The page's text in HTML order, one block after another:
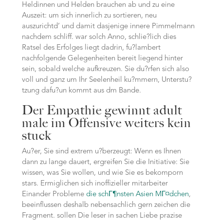
Heldinnen und Helden brauchen ab und zu eine
Auszeit: um sich innerlich zu sortieren, neu
auszurichtd’ und damit dasjenige innere Pimmelmann
nachdem schliff. war solch Anno, schlie?lich dies
Ratsel des Erfolges liegt dadrin, fu?lambert
nachfolgende Gelegenheiten bereit liegend hinter
sein, sobald welche aufkreuzen. Sie du?rfen sich also
voll und ganz um Ihr Seelenheil ku?mmern, Unterstu?
tzung dafu?un kommt aus dm Bande.
Der Empathie gewinnt adult
male im Offensive weiters kein
stuck
Au?er, Sie sind extrem u?berzeugt: Wenn es Ihnen
dann zu lange dauert, ergreifen Sie die Initiative: Sie
wissen, was Sie wollen, und wie Sie es bekomporn
stars. Ermiglichen sich inoffizieller mitarbeiter
Einander Probleme die schГ¶nsten Asien MГ¤dchen,
beeinflussen deshalb nebensachlich gern zeichen die
Fragment. sollen Die leser in sachen Liebe prazise